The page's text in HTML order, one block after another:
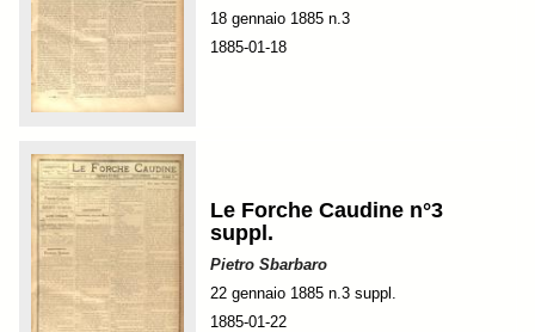
18 gennaio 1885 n.3
1885-01-18
Le Forche Caudine n°3
suppl.
Pietro Sbarbaro
22 gennaio 1885 n.3 suppl.
1885-01-22